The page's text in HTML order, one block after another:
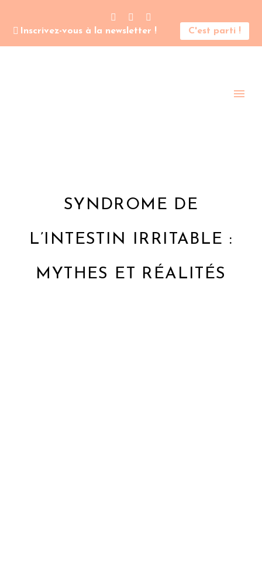
Inscrivez-vous à la newsletter ! C'est parti !
SYNDROME DE
L’INTESTIN IRRITABLE :
MYTHES ET RÉALITÉS